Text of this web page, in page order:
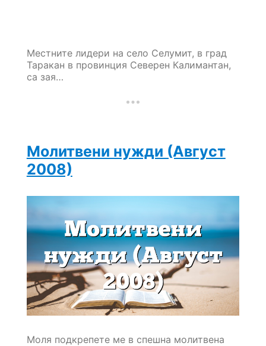
Местните лидери на село Селумит, в град
Таракан в провинция Северен Калимантан,
са зая…
Молитвени нужди (Август
2008)
Моля подкрепете ме в спешна молитвена